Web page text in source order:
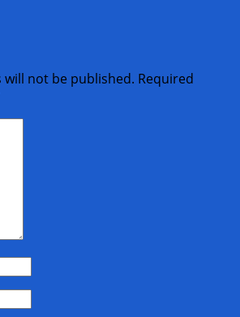
not be published. Required